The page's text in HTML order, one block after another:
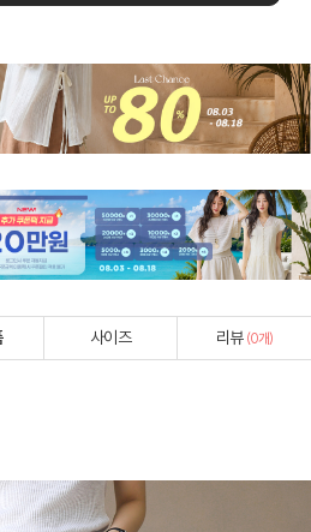
사이즈 리뷰 (0개)